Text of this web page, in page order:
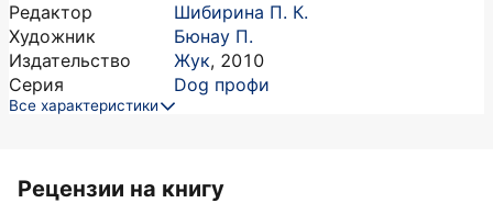
Редактор
Шибирина П. К.
Художник
Бюнау П.
Издательство
Жук, 2010
Серия
Dog профи
Все характеристики
Рецензии на книгу